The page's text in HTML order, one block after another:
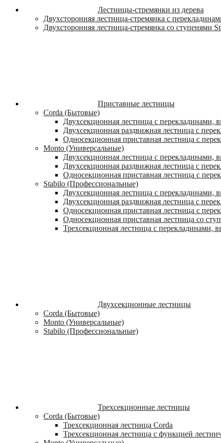
Лестницы-стремянки из дерева
Двухсторонняя лестница-стремянка с
Двухсторонняя лестница-стремянка со ступенями
Приставные лестницы
Corda (Бытовые)
Двухсекционная лестница с перекладинами,
Двухсекционная раздвижная лестница с
Односекционная приставная лестница с
Monto (Универсальные)
Двухсекционная лестница с перекладинами,
Двухсекционная раздвижная лестница с
Односекционная приставная лестница с
Stabilo (Профессиональные)
Двухсекционная лестница с перекладинами,
Двухсекционная раздвижная лестница с
Односекционная приставная лестница с
Односекционная приставная лестница со
Трехсекционная лестница с перекладинами,
Двухсекционные лестницы
Corda (Бытовые)
Monto (Универсальные)
Stabilo (Профессиональные)
Трехсекционные лестницы
Corda (Бытовые)
Трехсекционная лестница Corda
Трехсекционная лестница с функцией